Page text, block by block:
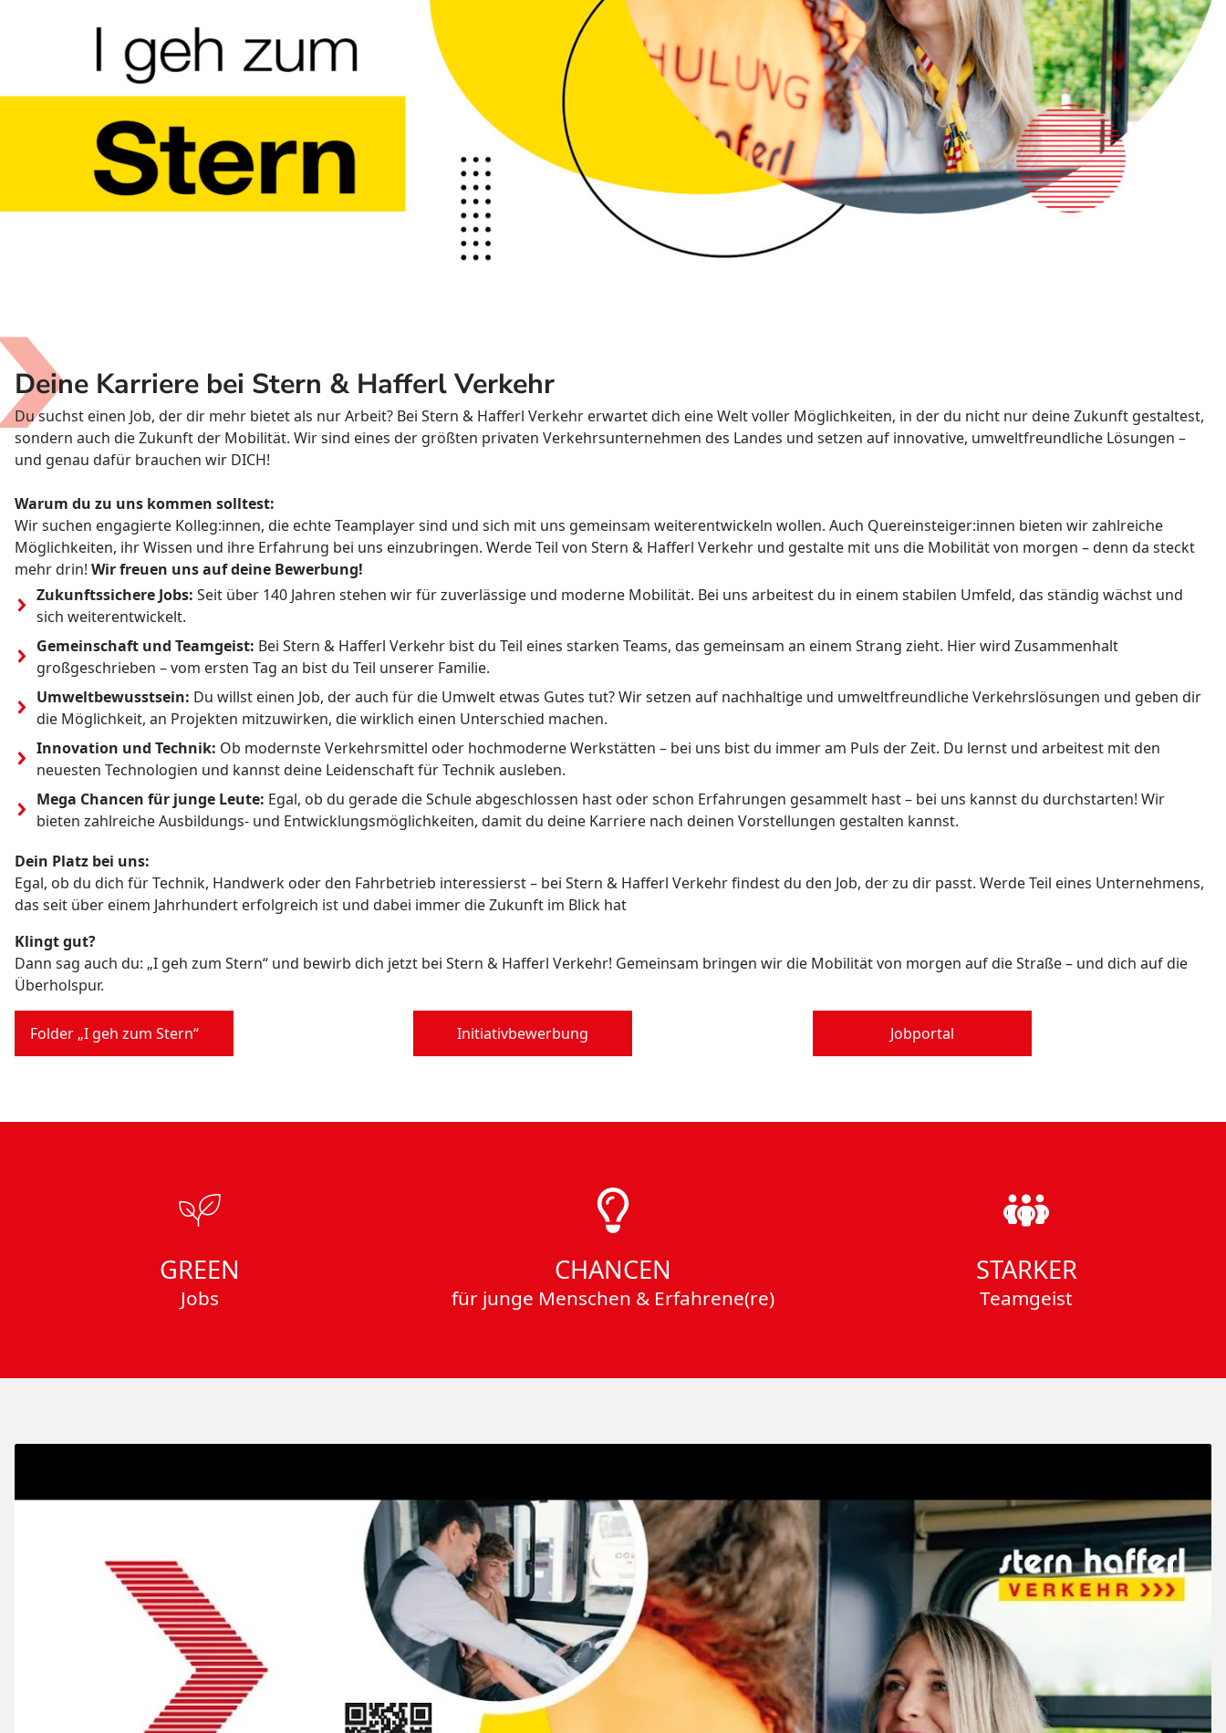
Deine Karriere bei Stern & Hafferl Verkehr
Du suchst einen Job, der dir mehr bietet als nur Arbeit? Bei Stern & Hafferl Verkehr erwartet dich eine Welt voller Möglichkeiten, in der du nicht nur deine Zukunft gestaltest,
sondern auch die Zukunft der Mobilität. Wir sind eines der größten privaten Verkehrsunternehmen des Landes und setzen auf innovative, umweltfreundliche Lösungen –
und genau dafür brauchen wir DICH!
Warum du zu uns kommen solltest:
Wir suchen engagierte Kolleg:innen, die echte Teamplayer sind und sich mit uns gemeinsam weiterentwickeln wollen. Auch Quereinsteiger:innen bieten wir zahlreiche
Möglichkeiten, ihr Wissen und ihre Erfahrung bei uns einzubringen. Werde Teil von Stern & Hafferl Verkehr und gestalte mit uns die Mobilität von morgen – denn da steckt
mehr drin! Wir freuen uns auf deine Bewerbung!
Zukunftssichere Jobs: Seit über 140 Jahren stehen wir für zuverlässige und moderne Mobilität. Bei uns arbeitest du in einem stabilen Umfeld, das ständig wächst und
sich weiterentwickelt.
Gemeinschaft und Teamgeist: Bei Stern & Hafferl Verkehr bist du Teil eines starken Teams, das gemeinsam an einem Strang zieht. Hier wird Zusammenhalt
großgeschrieben – vom ersten Tag an bist du Teil unserer Familie.
Umweltbewusstsein: Du willst einen Job, der auch für die Umwelt etwas Gutes tut? Wir setzen auf nachhaltige und umweltfreundliche Verkehrslösungen und geben dir
die Möglichkeit, an Projekten mitzuwirken, die wirklich einen Unterschied machen.
Innovation und Technik: Ob modernste Verkehrsmittel oder hochmoderne Werkstätten – bei uns bist du immer am Puls der Zeit. Du lernst und arbeitest mit den
neuesten Technologien und kannst deine Leidenschaft für Technik ausleben.
Mega Chancen für junge Leute: Egal, ob du gerade die Schule abgeschlossen hast oder schon Erfahrungen gesammelt hast – bei uns kannst du durchstarten! Wir
bieten zahlreiche Ausbildungs- und Entwicklungsmöglichkeiten, damit du deine Karriere nach deinen Vorstellungen gestalten kannst.
Dein Platz bei uns:
Egal, ob du dich für Technik, Handwerk oder den Fahrbetrieb interessierst – bei Stern & Hafferl Verkehr findest du den Job, der zu dir passt. Werde Teil eines Unternehmens,
das seit über einem Jahrhundert erfolgreich ist und dabei immer die Zukunft im Blick hat
Klingt gut?
Dann sag auch du: „I geh zum Stern“ und bewirb dich jetzt bei Stern & Hafferl Verkehr! Gemeinsam bringen wir die Mobilität von morgen auf die Straße – und dich auf die
Überholspur.
Folder „I geh zum Stern“ Initiativbewerbung Jobportal
GREEN
Jobs
CHANCEN
für junge Menschen & Erfahrene(re)
STARKER
Teamgeist